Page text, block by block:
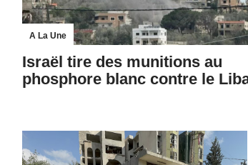
A La Une
Israël tire des munitions au
phosphore blanc contre le